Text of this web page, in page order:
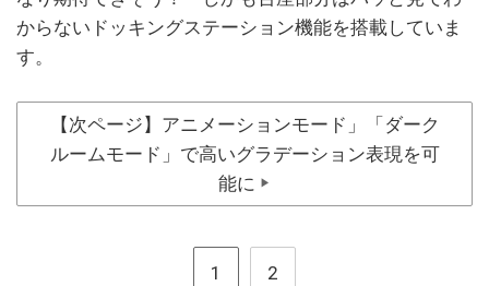
からないドッキングステーション機能を搭載していま
す。
【次ページ】アニメーションモード」「ダーク
ルームモード」で高いグラデーション表現を可
能に
▶
1 2